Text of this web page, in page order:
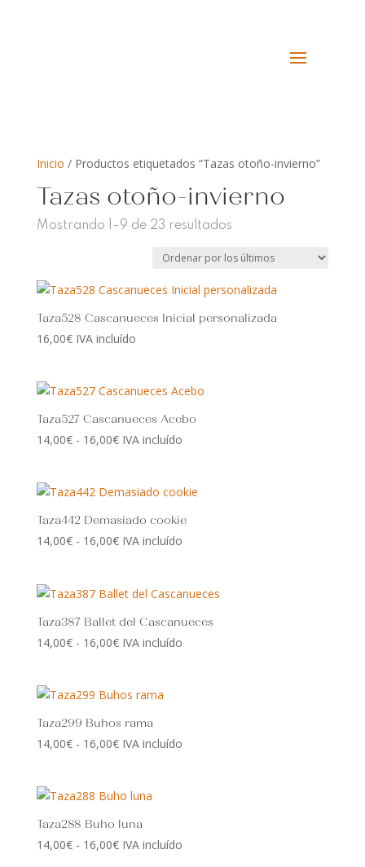
Inicio / Productos etiquetados “Tazas otoño-invierno”
Tazas otoño-invierno
Mostrando 1–9 de 23 resultadosOrdenado
los
Taza528 Cascanueces Inicial personalizada
16,00€ IVA incluído
Taza527 Cascanueces Acebo
14,00€ - 16,00€Rango
desde
14,00€
IVA incluído
Taza442 Demasiado cookie
14,00€ - 16,00€Rango
desde
14,00€
IVA incluído
Taza387 Ballet del Cascanueces
14,00€ - 16,00€Rango
desde
IVA incluído
Taza299 Buhos rama
14,00€ - 16,00€Rango
desde
14,00€
IVA incluído
Taza288 Buho luna
14,00€ - 16,00€Rango
IVA incluído